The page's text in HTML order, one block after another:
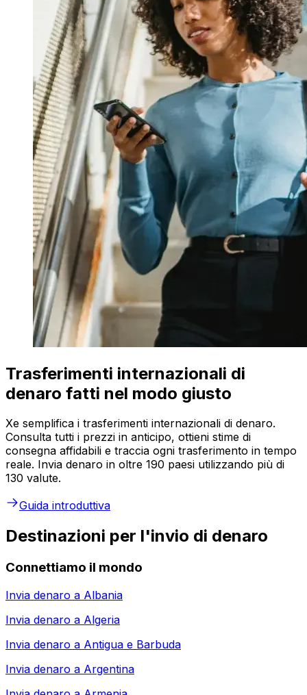
Trasferimenti internazionali di
denaro fatti nel modo giusto
Xe semplifica i trasferimenti internazionali di denaro.
Consulta tutti i prezzi in anticipo, ottieni stime di
consegna affidabili e traccia ogni trasferimento in tempo
reale. Invia denaro in oltre 190 paesi utilizzando più di
130 valute.
Guida introduttiva
Destinazioni per l'invio di denaro
Connettiamo il mondo
Invia denaro a Albania
Invia denaro a Algeria
Invia denaro a Antigua e Barbuda
Invia denaro a Argentina